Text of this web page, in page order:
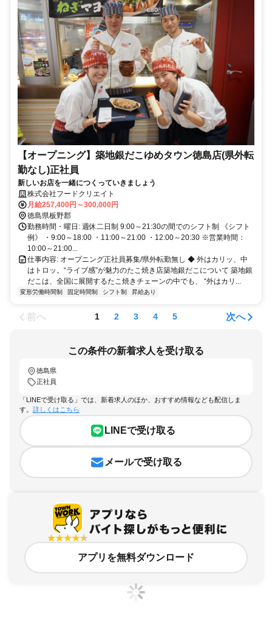
【オープニング】築地銀だこゆめタウン徳島店(県外転
勤なし)正社員
新しいお店を一緒につくっていきましょう
株式会社フードクリエイト
月給257,400円～300,000円
徳島県板野郡
勤務時間・曜日: 週休二日制 9:00～21:30の間でのシフト制 《シフト
例》 ・9:00～18:00 ・11:00～21:00 ・12:00～20:30 ※営業時間：
10:00～21:00...
仕事内容: オープニング正社員募集/県外転勤無し ◆ 外はカリッ、中
はトロッ。“ライブ感”が魅力のたこ焼き店築地銀だこについて 築地銀
だこは、全国に展開するたこ焼きチェーンの中でも、 “外はカリ...
変形労働時間制 固定時間制 シフト制 昇給あり
前へ 1 2 3 4 5 次へ
この条件の新着求人を受け取る
徳島県
正社員
「LINEで受け取る」では、新着求人のほか、おすすめ情報なども配信しま
す。 詳しくはこちら
LINEで受け取る
メールで受け取る
アプリを無料ダウンロード